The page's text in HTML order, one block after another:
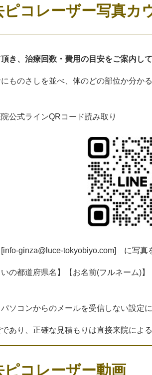
ピコレーザー写真カ
き、治療回数・費用の目安をご案内して
ものさしを並べ、体のどの部位か分か
公式ラインQRコード読み取り
info-ginza@luce-tokyobiyo.com] に写真
の都道府県名】【お名前(フルネーム)
ソコンからのメールを受信しない設定
あり、正確な見積もりは直接来院によ
コレーザー動画